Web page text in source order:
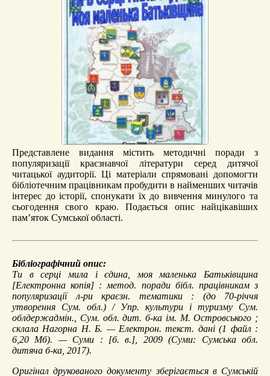
Представлене видання містить методичні поради з
популяризації краєзнавчої літератури серед дитячої
читацької аудиторії. Ці матеріали спрямовані допомогти
бібліотечним працівникам пробудити в найменших читачів
інтерес до історії, спонукати їх до вивчення минулого та
сьогодення свого краю. Подається опис найцікавіших
пам’яток Сумської області.
Бібліографічний опис:
Ти в серці мила і єдина, моя маленька Батьківщина
[Електронна копія] : метод. поради бібл. працівникам з
популяризації л-ри краєзн. тематики : (до 70-річчя
утворення Сум. обл.) / Упр. культури і туризму Сум.
облдержадмін., Сум. обл. дит. б-ка ім. М. Островського ;
склала Нагорна Н. Б. — Електрон. текст. дані (1 файл :
6,20 Мб). — Суми : [б. в.], 2009 (Суми: Сумська обл.
дитяча б-ка, 2017).
Оригінал друкованого документу зберігається в Сумській